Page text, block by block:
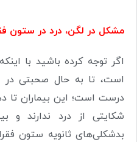
مشکل در لگن، درد در ستون
اگر توجه کرده باشید با
است، تا به حال صحبتی در
درست است؛ این بیماران تا
شکایتی از درد ندارند
بدشکلی‌های ثانویه ستون